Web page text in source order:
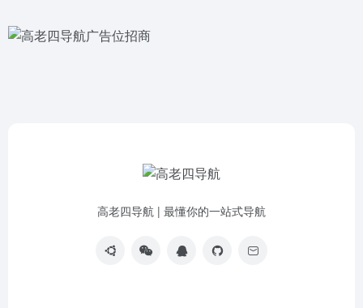
高老四导航 | 最懂你的一站式导航